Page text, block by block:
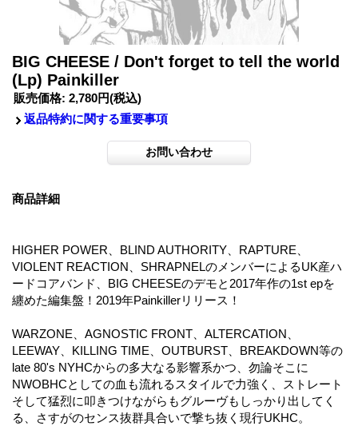
BIG CHEESE / Don't forget to tell the world
(Lp) Painkiller
販売価格: 2,780円(税込)
返品特約に関する重要事項
商品詳細
HIGHER POWER、BLIND AUTHORITY、RAPTURE、
VIOLENT REACTION、SHRAPNELのメンバーによるUK産ハ
ードコアバンド、BIG CHEESEのデモと2017年作の1st epを
纏めた編集盤！2019年Painkillerリリース！
WARZONE、AGNOSTIC FRONT、ALTERCATION、
LEEWAY、KILLING TIME、OUTBURST、BREAKDOWN等の
late 80's NYHCからの多大なる影響系かつ、勿論そこに
NWOBHCとしての血も流れるスタイルで力強く、ストレート
そして猛烈に叩きつけながらもグルーヴもしっかり出してく
る、さすがのセンス抜群具合いで撃ち抜く現行UKHC。